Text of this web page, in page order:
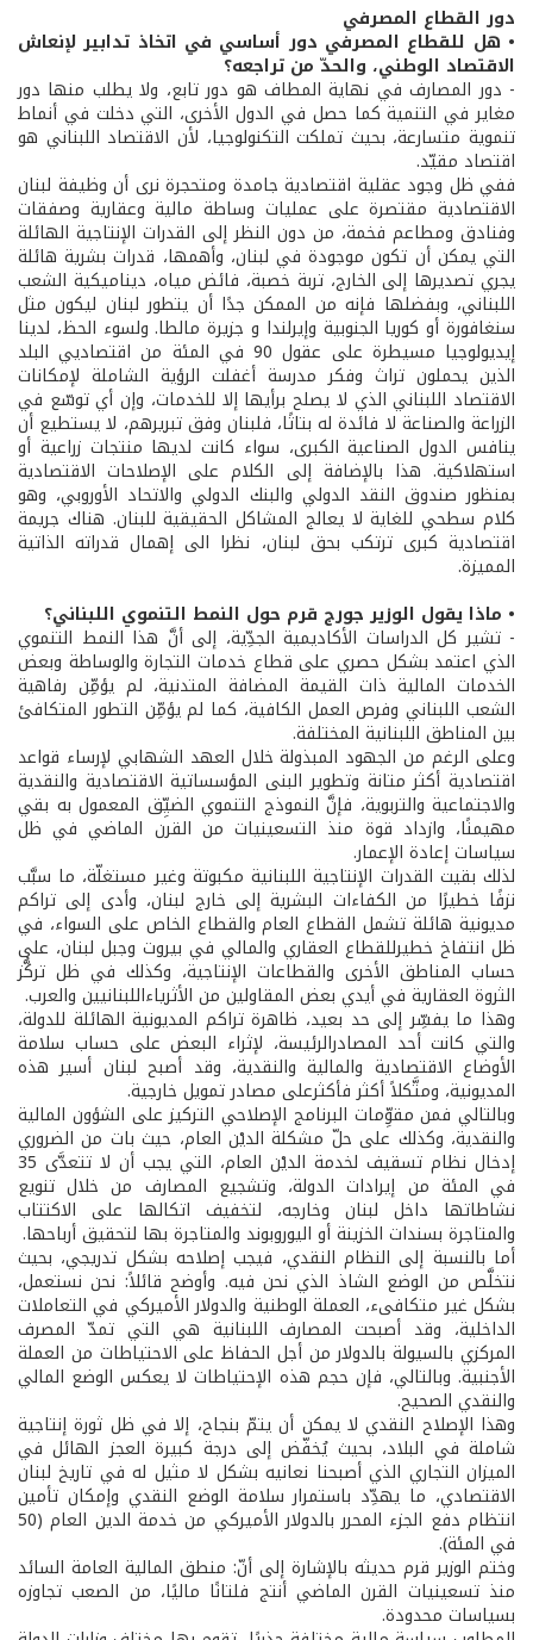
دور القطاع المصرفي
• هل للقطاع المصرفي دور أساسي في اتخاذ تدابير لإنعاش
الاقتصاد الوطني، والحدّ من تراجعه؟
- دور المصارف في نهاية المطاف هو دور تابع، ولا يطلب منها دور
مغاير في التنمية كما حصل في الدول الأخرى، التي دخلت في أنماط
تنموية متسارعة، بحيث تملكت التكنولوجيا، لأن الاقتصاد اللبناني هو
اقتصاد مقيّد.
ففي ظل وجود عقلية اقتصادية جامدة ومتحجرة نرى أن وظيفة لبنان
الاقتصادية مقتصرة على عمليات وساطة مالية وعقارية وصفقات
وفنادق ومطاعم فخمة، من دون النظر إلى القدرات الإنتاجية الهائلة
التي يمكن أن تكون موجودة في لبنان، وأهمها، قدرات بشرية هائلة
يجري تصديرها إلى الخارج، تربة خصبة، فائض مياه، ديناميكية الشعب
اللبناني، وبفضلها فإنه من الممكن جدًا أن يتطور لبنان ليكون مثل
سنغافورة أو كوريا الجنوبية وإيرلندا و جزيرة مالطا. ولسوء الحظ، لدينا
إيديولوجيا مسيطرة على عقول 90 في المئة من اقتصاديي البلد
الذين يحملون تراث وفكر مدرسة أغفلت الرؤية الشاملة لإمكانات
الاقتصاد اللبناني الذي لا يصلح برأيها إلا للخدمات، وإن أي توسّع في
الزراعة والصناعة لا فائدة له بتاتًا، فلبنان وفق تبريرهم، لا يستطيع أن
ينافس الدول الصناعية الكبرى، سواء كانت لديها منتجات زراعية أو
استهلاكية. هذا بالإضافة إلى الكلام على الإصلاحات الاقتصادية
بمنظور صندوق النقد الدولي والبنك الدولي والاتحاد الأوروبي، وهو
كلام سطحي للغاية لا يعالج المشاكل الحقيقية للبنان. هناك جريمة
اقتصادية كبرى ترتكب بحق لبنان، نظرا الى إهمال قدراته الذاتية
المميزة.
• ماذا يقول الوزير جورج قرم حول النمط التنموي اللبناني؟
- تشير كل الدراسات الأكاديمية الجدِّية، إلى أنَّ هذا النمط التنموي
الذي اعتمد بشكل حصري على قطاع خدمات التجارة والوساطة وبعض
الخدمات المالية ذات القيمة المضافة المتدنية، لم يؤمِّن رفاهية
الشعب اللبناني وفرص العمل الكافية، كما لم يؤمِّن التطور المتكافئ
بين المناطق اللبنانية المختلفة.
وعلى الرغم من الجهود المبذولة خلال العهد الشهابي لإرساء قواعد
اقتصادية أكثر متانة وتطوير البنى المؤسساتية الاقتصادية والنقدية
والاجتماعية والتربوية، فإنَّ النموذج التنموي الضيِّق المعمول به بقي
مهيمنًا، وازداد قوة منذ التسعينيات من القرن الماضي في ظل
سياسات إعادة الإعمار.
لذلك بقيت القدرات الإنتاجية اللبنانية مكبوتة وغير مستغلّة، ما سبَّب
نزفًا خطيرًا من الكفاءات البشرية إلى خارج لبنان، وأدى إلى تراكم
مديونية هائلة تشمل القطاع العام والقطاع الخاص على السواء، في
ظل انتفاخ خطيرللقطاع العقاري والمالي في بيروت وجبل لبنان، على
حساب المناطق الأخرى والقطاعات الإنتاجية، وكذلك في ظل تركُّز
الثروة العقارية في أيدي بعض المقاولين من الأثرياءاللبنانيين والعرب.
وهذا ما يفسِّر إلى حد بعيد، ظاهرة تراكم المديونية الهائلة للدولة،
والتي كانت أحد المصادرالرئيسة، لإثراء البعض على حساب سلامة
الأوضاع الاقتصادية والمالية والنقدية، وقد أصبح لبنان أسير هذه
المديونية، ومتَّكلاً أكثر فأكثرعلى مصادر تمويل خارجية.
وبالتالي فمن مقوِّمات البرنامج الإصلاحي التركيز على الشؤون المالية
والنقدية، وكذلك على حلّ مشكلة الديْن العام، حيث بات من الضروري
إدخال نظام تسقيف لخدمة الديْن العام، التي يجب أن لا تتعدَّى 35
في المئة من إيرادات الدولة، وتشجيع المصارف من خلال تنويع
نشاطاتها داخل لبنان وخارجه، لتخفيف اتكالها على الاكتتاب
والمتاجرة بسندات الخزينة أو اليوروبوند والمتاجرة بها لتحقيق أرباحها.
أما بالنسبة إلى النظام النقدي، فيجب إصلاحه بشكل تدريجي، بحيث
نتخلَّص من الوضع الشاذ الذي نحن فيه. وأوضح قائلاً: نحن نستعمل،
بشكل غير متكافىء، العملة الوطنية والدولار الأميركي في التعاملات
الداخلية، وقد أصبحت المصارف اللبنانية هي التي تمدّ المصرف
المركزي بالسيولة بالدولار من أجل الحفاظ على الاحتياطات من العملة
الأجنبية. وبالتالي، فإن حجم هذه الإحتياطات لا يعكس الوضع المالي
والنقدي الصحيح.
وهذا الإصلاح النقدي لا يمكن أن يتمّ بنجاح، إلا في ظل ثورة إنتاجية
شاملة في البلاد، بحيث يُخفّض إلى درجة كبيرة العجز الهائل في
الميزان التجاري الذي أصبحنا نعانيه بشكل لا مثيل له في تاريخ لبنان
الاقتصادي، ما يهدِّد باستمرار سلامة الوضع النقدي وإمكان تأمين
انتظام دفع الجزء المحرر بالدولار الأميركي من خدمة الدين العام (50
في المئة).
وختم الوزير قرم حديثه بالإشارة إلى أنّ: منطق المالية العامة السائد
منذ تسعينيات القرن الماضي أنتج فلتانًا ماليًا، من الصعب تجاوزه
بسياسات محدودة.